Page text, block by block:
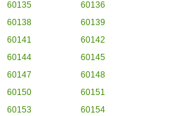
60135
60136
60138
60139
60141
60142
60144
60145
60147
60148
60150
60151
60153
60154